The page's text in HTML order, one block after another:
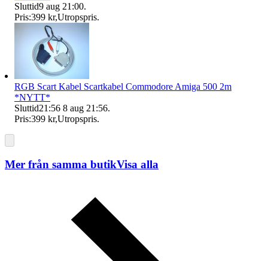
Sluttid9 aug 21:00.
Pris:399 kr,Utropspris.
RGB Scart Kabel Scartkabel Commodore Amiga 500 2m
*NYTT*
Sluttid21:56 8 aug 21:56.
Pris:399 kr,Utropspris.
Mer från samma butikVisa alla